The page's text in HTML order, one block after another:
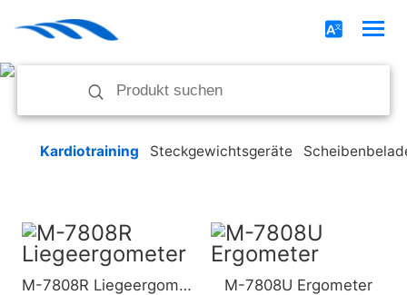
Kardiotraining Steckgewichtsgeräte
M-7808R Liegeergometer M-7808U Ergometer